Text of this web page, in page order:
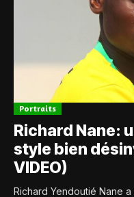
Portraits
Richard Nane:
style bien
VIDEO)
Richard Yendoutié Nane